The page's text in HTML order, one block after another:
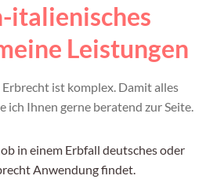
italienisches
Leistungen
ist komplex. Damit alles
ich Ihnen gerne beratend zur Seite.
in einem Erbfall deutsches oder
Anwendung findet.